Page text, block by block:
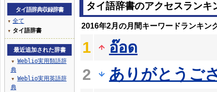
タイ語辞書のアクセスランキ
2016年2月の月間キーワードランキン
1
อ๊อด
2
ありがとうご
タイ語辞典収録辞書
▼ 全て
▼ タイ語辞書
最近追加された辞書
▼
Weblio実用類語辞
典
▼
Weblio実用英語辞
典